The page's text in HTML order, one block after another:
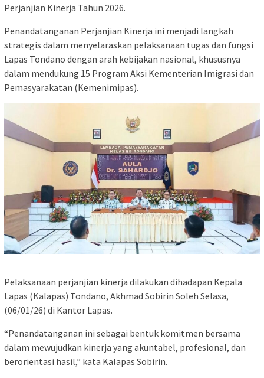
Perjanjian Kinerja Tahun 2026.
Penandatanganan Perjanjian Kinerja ini menjadi langkah
strategis dalam menyelaraskan pelaksanaan tugas dan fungsi
Lapas Tondano dengan arah kebijakan nasional, khususnya
dalam mendukung 15 Program Aksi Kementerian Imigrasi dan
Pemasyarakatan (Kemenimipas).
Pelaksanaan perjanjian kinerja dilakukan dihadapan Kepala
Lapas (Kalapas) Tondano, Akhmad Sobirin Soleh Selasa,
(06/01/26) di Kantor Lapas.
“Penandatanganan ini sebagai bentuk komitmen bersama
dalam mewujudkan kinerja yang akuntabel, profesional, dan
berorientasi hasil,” kata Kalapas Sobirin.